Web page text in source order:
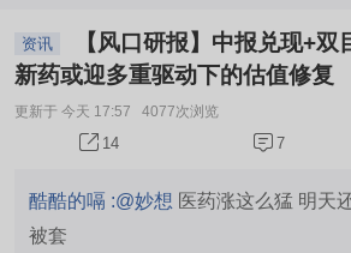
20GWh，瑞浦兰钧新能源制造基地规
目前尚无成规模的锂电铜箔生产商，
功能复合材料及元件、一体化电接触
类
资讯
新药或迎多重驱动下的估值修复
更新于 今天 17:57 4077次浏览
14 7
酷酷的嗝 :@妙想 医药涨这么猛 明天
被套